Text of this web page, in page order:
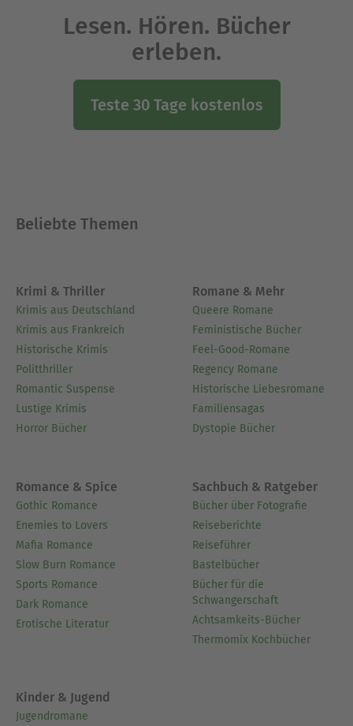
Lesen. Hören. Bücher
erleben.
Teste 30 Tage kostenlos
Beliebte Themen
Krimi & Thriller
Krimis aus Deutschland
Krimis aus Frankreich
Historische Krimis
Politthriller
Romantic Suspense
Lustige Krimis
Horror Bücher
Romane & Mehr
Queere Romane
Feministische Bücher
Feel-Good-Romane
Regency Romane
Historische Liebesromane
Familiensagas
Dystopie Bücher
Romance & Spice
Gothic Romance
Enemies to Lovers
Mafia Romance
Slow Burn Romance
Sports Romance
Dark Romance
Erotische Literatur
Sachbuch & Ratgeber
Bücher über Fotografie
Reiseberichte
Reiseführer
Bastelbücher
Bücher für die
Schwangerschaft
Achtsamkeits-Bücher
Thermomix Kochbücher
Kinder & Jugend
Jugendromane